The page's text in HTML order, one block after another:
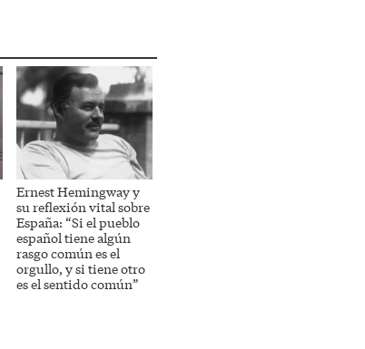
Ernest Hemingway y
su reflexión vital sobre
España: “Si el pueblo
español tiene algún
rasgo común es el
orgullo, y si tiene otro
es el sentido común”